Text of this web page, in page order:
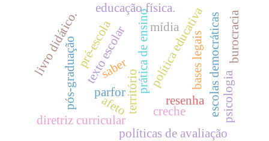
resenha
território
diretriz curricular
prática de ensino
texto escolar
políticas de avaliação
pós-graduação saber política educativa
mídia
livro didático. escolas democráticas
parfor
educação física.
pré-escola
creche
bases legais
psicologia
afeto
burocracia